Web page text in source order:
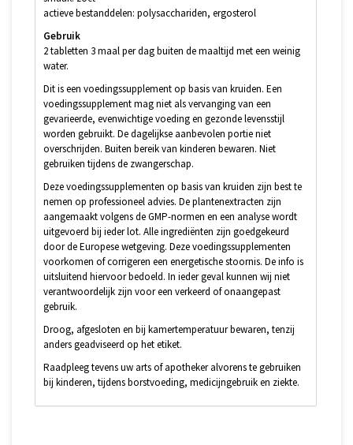
actieve bestanddelen: polysacchariden, ergosterol
Gebruik
2 tabletten 3 maal per dag buiten de maaltijd met een weinig
water.
Dit is een voedingssupplement op basis van kruiden. Een
voedingssupplement mag niet als vervanging van een
gevarieerde, evenwichtige voeding en gezonde levensstijl
worden gebruikt. De dagelijkse aanbevolen portie niet
overschrijden. Buiten bereik van kinderen bewaren. Niet
gebruiken tijdens de zwangerschap.
Deze voedingssupplementen op basis van kruiden zijn best te
nemen op professioneel advies. De plantenextracten zijn
aangemaakt volgens de GMP-normen en een analyse wordt
uitgevoerd bij ieder lot. Alle ingrediënten zijn goedgekeurd
door de Europese wetgeving. Deze voedingssupplementen
voorkomen of corrigeren een energetische stoornis. De info is
uitsluitend hiervoor bedoeld. In ieder geval kunnen wij niet
verantwoordelijk zijn voor een verkeerd of onaangepast
gebruik.
Droog, afgesloten en bij kamertemperatuur bewaren, tenzij
anders geadviseerd op het etiket.
Raadpleeg tevens uw arts of apotheker alvorens te gebruiken
bij kinderen, tijdens borstvoeding, medicijngebruik en ziekte.